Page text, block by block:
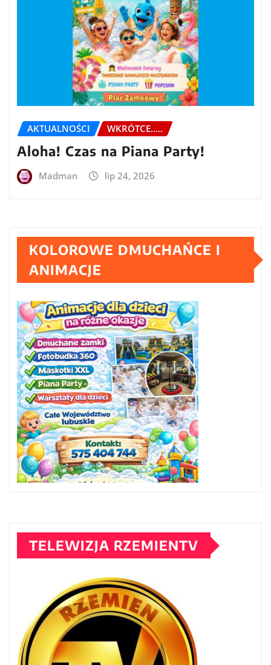
AKTUALNOŚCI WKRÓTCE.....
Aloha! Czas na Piana Party!
Madman lip 24, 2026
KOLOROWE DMUCHAŃCE I
ANIMACJE
TELEWIZJA RZEMIENTV